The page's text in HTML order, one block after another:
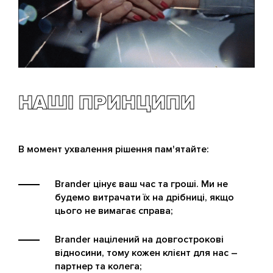
facebook, youtube та інших мереж.
розробка.
гармонії між цими двома підходами:
роботою на перспективу, та роботою
для миттєвого ефекту.
НАШІ ПРИНЦИПИ
В момент ухвалення рішення пам'ятайте:
Brander цінує ваш час та гроші. Ми не
будемо витрачати їх на дрібниці, якщо
цього не вимагає справа;
Brander націлений на довгострокові
відносини, тому кожен клієнт для нас –
партнер та колега;